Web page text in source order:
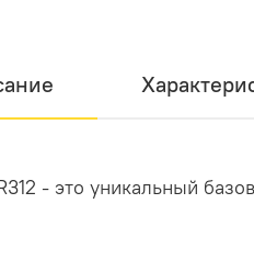
- это уникальный